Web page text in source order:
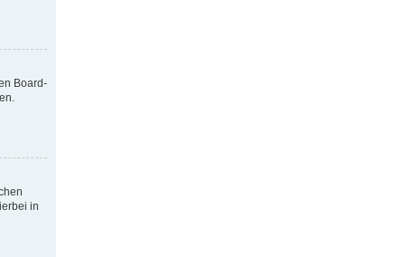
Board-
in